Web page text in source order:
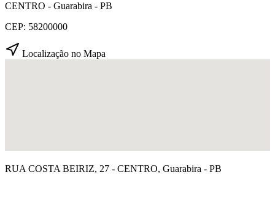
CENTRO - Guarabira - PB
CEP: 58200000
Localização no Mapa
RUA COSTA BEIRIZ, 27 - CENTRO, Guarabira - PB